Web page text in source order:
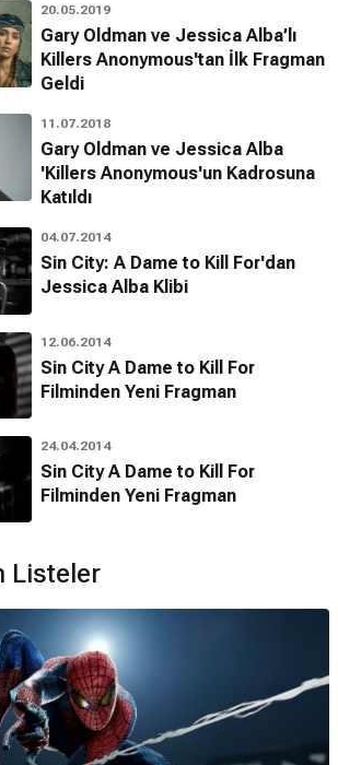
20.05.2019
Gary Oldman ve Jessica Alba’lı
Killers Anonymous'tan İlk Fragman
Geldi
11.07.2018
Gary Oldman ve Jessica Alba
'Killers Anonymous'un Kadrosuna
Katıldı
04.07.2014
Sin City: A Dame to Kill For'dan
Jessica Alba Klibi
12.06.2014
Sin City A Dame to Kill For
Filminden Yeni Fragman
24.04.2014
Sin City A Dame to Kill For
Filminden Yeni Fragman
Listeler